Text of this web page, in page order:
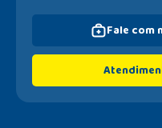
Fale com